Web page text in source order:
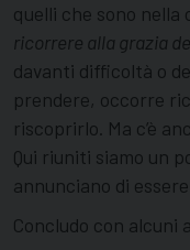
quelli che sono nella
ricorrere alla grazia
davanti difficoltà o
prendere, occorre
riscoprirlo. Ma c’è
Qui riuniti siamo un
annunciano di
Concludo con alcuni